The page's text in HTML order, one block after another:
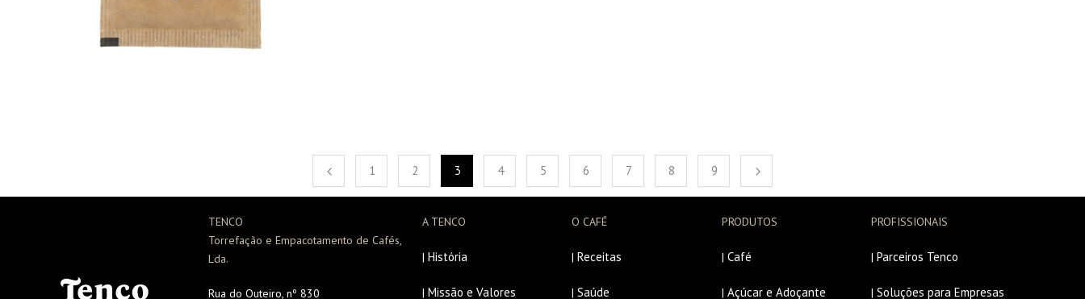
1 2 3 4 5 6 7 8 9
TENCO
Torrefação e Empacotamento de Cafés,
Lda.
Rua do Outeiro, nº 830
A TENCO
|História
|Missão e Valores
O CAFÉ
|Receitas
|Saúde
PRODUTOS
| Café
| Açúcar e Adoçante
PROFISSIONAIS
|Parceiros Tenco
|Soluções para Empresas